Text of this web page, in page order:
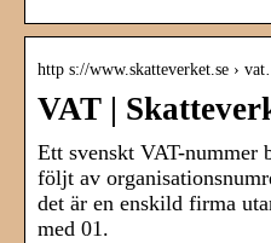
http s://www.skatteverket.se ›
VAT |
Ett svenskt VAT-nummer
följt av
det är en enskild firma
med 01.